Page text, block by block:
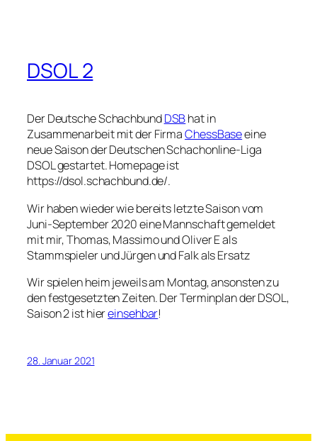
DSOL 2
Der Deutsche SchachbundDSBhat in
Zusammenarbeit mit der FirmaChessBaseeine
neue Saison der Deutschen Schachonline-Liga
DSOL gestartet. Homepage ist
https://dsol.schachbund.de/.
Wir haben wieder wie bereits letzte Saison vom
Juni-September 2020 eine Mannschaft gemeldet
mit mir, Thomas, Massimo und Oliver E als
Stammspieler und Jürgen und Falk als Ersatz
Wir spielen heim jeweils am Montag, ansonsten zu
den festgesetzten Zeiten. Der Terminplan der DSOL,
Saison 2 ist hiereinsehbar!
28. Januar 2021